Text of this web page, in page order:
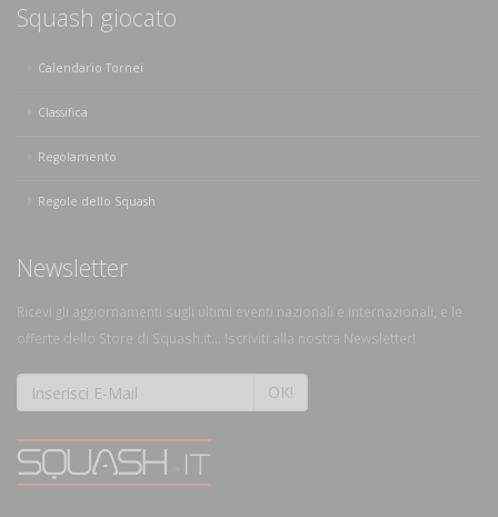
Squash giocato
Calendario Tornei
Classifica
Regolamento
Regole dello Squash
Newsletter
Ricevi gli aggiornamenti sugli ultimi eventi nazionali e internazionali, e le
offerte dello Store di Squash.it... Iscriviti alla nostra Newsletter!
OK!